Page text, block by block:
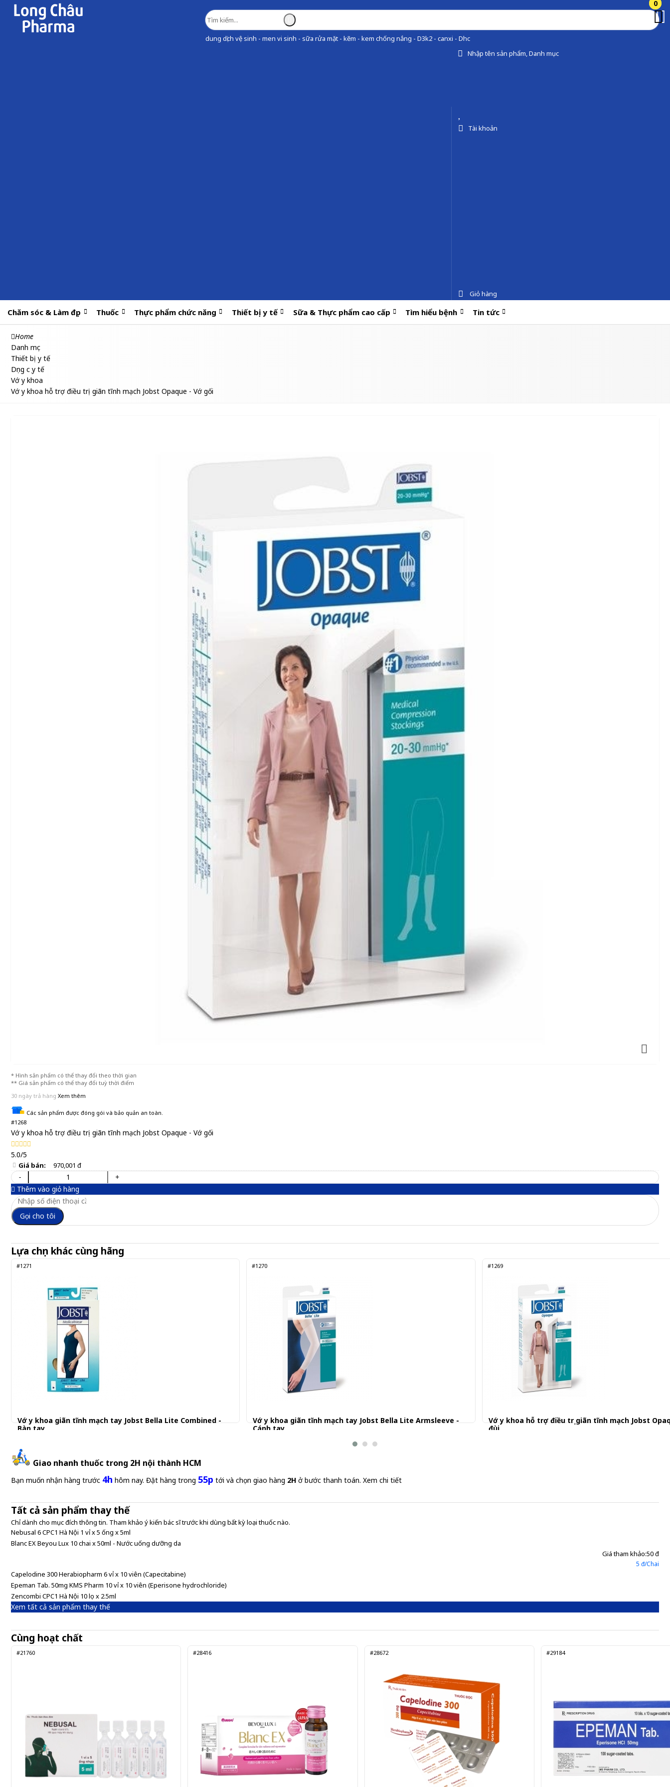
dung dịch vệ sinh - men vi sinh - sữa rửa mặt - kẽm - kem chống nắng - D3k2 - canxi - Dhc
Nhập tên sản phẩm, Danh mục
0
Tài khoản
0
Giỏ hàng
Chăm sóc & Làm đẹp Thuốc Thực phẩm chức năng Thiết bị y tế Sữa & Thực phẩm cao cấp Tìm hiểu bệnh Tin tức
Home
Danh mục
Thiết bị y tế
Dụng cụ y tế
Vớ y khoa
Vớ y khoa hỗ trợ điều trị giãn tĩnh mạch Jobst Opaque - Vớ gối
* Hình sản phẩm có thể thay đổi theo thời gian
** Giá sản phẩm có thể thay đổi tuỳ thời điểm
30 ngày trả hàng Xem thêm
Các sản phẩm được đóng gói và bảo quản an toàn.
#1268
Vớ y khoa hỗ trợ điều trị giãn tĩnh mạch Jobst Opaque - Vớ gối
5.0/5
Giá bán: 970,001 đ
-
+
Thêm vào giỏ hàng
Gọi cho tôi
Lựa chọn khác cùng hãng
#1271
Vớ y khoa giãn tĩnh mạch tay Jobst Bella Lite Combined -
Bàn tay
#1270
Vớ y khoa giãn tĩnh mạch tay Jobst Bella Lite Armsleeve -
Cánh tay
#1269
Vớ y khoa hỗ trợ điều trị giãn tĩnh mạch Jobst
đùi
Giao nhanh thuốc trong 2H nội thành HCM
Bạn muốn nhận hàng trước 4h hôm nay. Đặt hàng trong 55p tới và chọn giao hàng 2H ở bước thanh toán. Xem chi tiết
Tất cả sản phẩm thay thế
Chỉ dành cho mục đích thông tin. Tham khảo ý kiến bác sĩ trước khi dùng bất kỳ loại thuốc nào.
Nebusal 6 CPC1 Hà Nội 1 vỉ x 5 ống x 5ml
Blanc EX Beyou Lux 10 chai x 50ml - Nước uống dưỡng da
Giá tham khảo:50 đ
5 đ/Chai
Capelodine 300 Herabiopharm 6 vỉ x 10 viên (Capecitabine)
Epeman Tab. 50mg KMS Pharm 10 vỉ x 10 viên (Eperisone hydrochloride)
Zencombi CPC1 Hà Nội 10 lọ x 2.5ml
Xem tất cả sản phẩm thay thế
Cùng hoạt chất
#21760 #28416 #28672 #29184